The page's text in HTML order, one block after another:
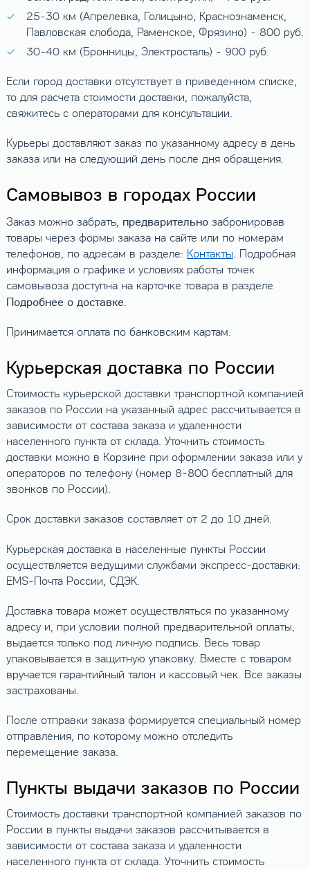
25-30 км (Апрелевка, Голицыно, Краснознаменск,
Павловская слобода, Раменское, Фрязино) - 800 руб.
30-40 км (Бронницы, Электросталь) - 900 руб.
Если город доставки отсутствует в приведенном списке,
то для расчета стоимости доставки, пожалуйста,
свяжитесь с операторами для консультации.
Курьеры доставляют заказ по указанному адресу в день
заказа или на следующий день после дня обращения.
Самовывоз в городах России
Заказ можно забрать, предварительнозабронировав
товары через формы заказа на сайте или по номерам
телефонов, по адресам в разделе: Контакты. Подробная
информация о графике и условиях работы точек
самовывоза доступна на карточке товара в разделе
Подробнее о доставке.
Принимается оплата по банковским картам.
Курьерская доставка по России
Стоимость курьерской доставки транспортной компанией
заказов по России на указанный адрес рассчитывается в
зависимости от состава заказа и удаленности
населенного пункта от склада. Уточнить стоимость
доставки можно в Корзине при оформлении заказа или у
операторов по телефону (номер 8-800 бесплатный для
звонков по России).
Срок доставки заказов составляет от 2 до 10 дней.
Курьерская доставка в населенные пункты России
осуществляется ведущими службами экспресс-доставки:
EMS-Почта России, СДЭК.
Доставка товара может осуществляться по указанному
адресу и, при условии полной предварительной оплаты,
выдается только под личную подпись. Весь товар
упаковывается в защитную упаковку. Вместе с товаром
вручается гарантийный талон и кассовый чек. Все заказы
застрахованы.
После отправки заказа формируется специальный номер
отправления, по которому можно отследить
перемещение заказа.
Пункты выдачи заказов по России
Стоимость доставки транспортной компанией заказов по
России в пункты выдачи заказов рассчитывается в
зависимости от состава заказа и удаленности
населенного пункта от склада. Уточнить стоимость